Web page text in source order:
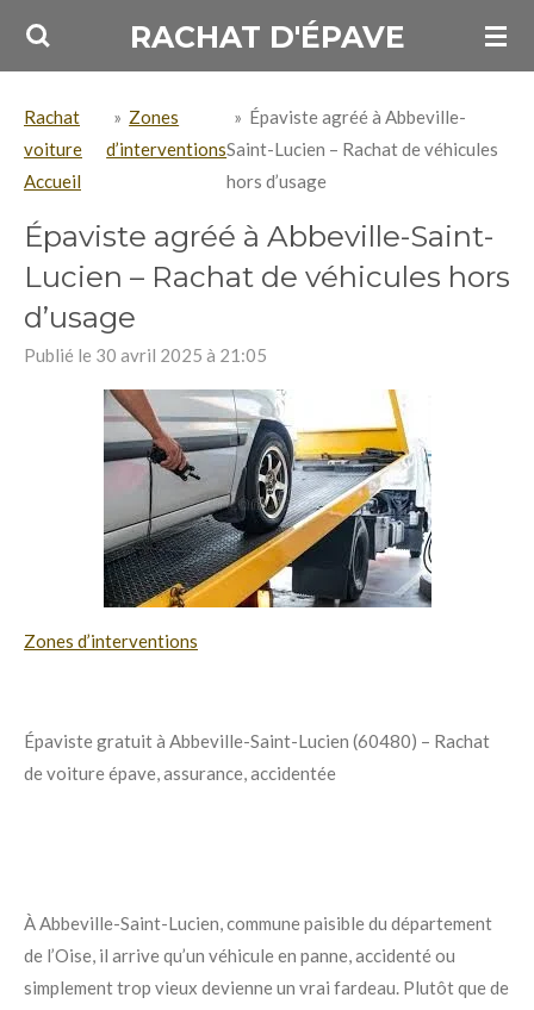
Passer
principal
RACHAT D'ÉPAVE
Rachat
voiture
Accueil
» Zones
d’interventions
» Épaviste agréé à Abbeville-
Saint-Lucien – Rachat de véhicules
hors d’usage
Épaviste agréé à Abbeville-Saint-
Lucien – Rachat de véhicules hors
d’usage
Publié le 30 avril 2025 à 21:05
Zones d’interventions
Épaviste gratuit à Abbeville-Saint-Lucien (60480) – Rachat
de voiture épave, assurance, accidentée
À Abbeville-Saint-Lucien, commune paisible du département
de l’Oise, il arrive qu’un véhicule en panne, accidenté ou
simplement trop vieux devienne un vrai fardeau. Plutôt que de